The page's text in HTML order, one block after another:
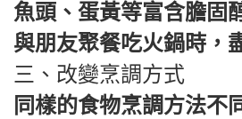
魚頭、蛋黃等富含膽固
與朋友聚餐吃火鍋時，
三、改變烹調方式
同樣的食物烹調方法不